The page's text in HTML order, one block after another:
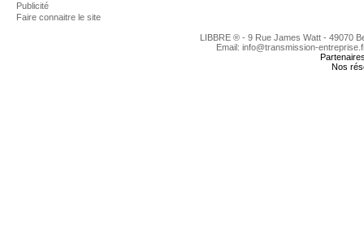
Publicité
Faire connaitre le site
LIBBRE ® - 9 Rue James Watt - 49070
Email: info@transmission-
Nos